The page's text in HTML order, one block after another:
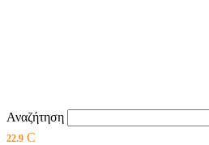
Αναζήτηση
22.9 C